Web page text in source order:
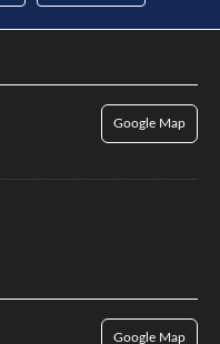
Google Map
Google Map